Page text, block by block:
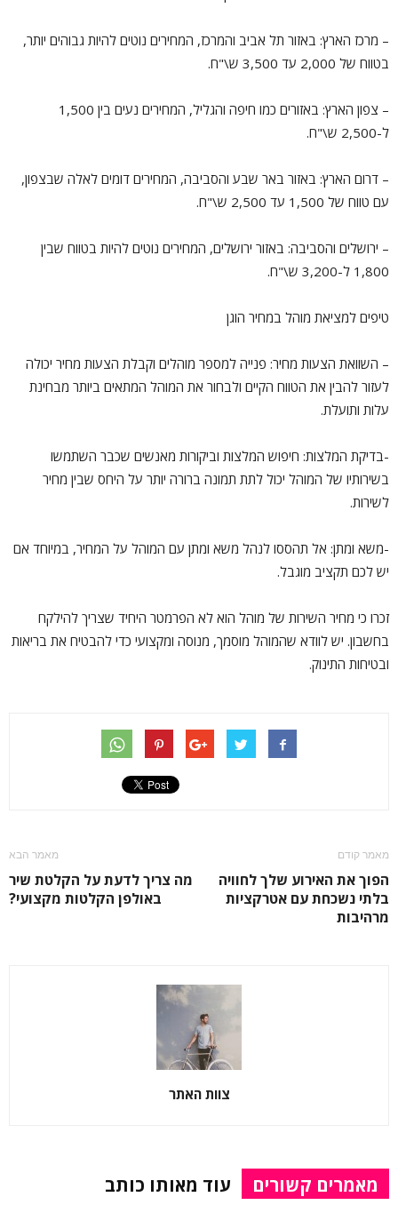
– מרכז הארץ: באזור תל אביב והמרכז, המחירים נוטים להיות גבוהים יותר,
בטווח של 2,000 עד 3,500 ש\"ח.
– צפון הארץ: באזורים כמו חיפה והגליל, המחירים נעים בין 1,500
ל-2,500 ש\"ח.
– דרום הארץ: באזור באר שבע והסביבה, המחירים דומים לאלה שבצפון,
עם טווח של 1,500 עד 2,500 ש\"ח.
– ירושלים והסביבה: באזור ירושלים, המחירים נוטים להיות בטווח שבין
1,800 ל-3,200 ש\"ח.
טיפים למציאת מוהל במחיר הוגן
– השוואת הצעות מחיר: פנייה למספר מוהלים וקבלת הצעות מחיר יכולה
לעזור להבין את הטווח הקיים ולבחור את המוהל המתאים ביותר מבחינת
עלות ותועלת.
-בדיקת המלצות: חיפוש המלצות וביקורות מאנשים שכבר השתמשו
בשירותיו של המוהל יכול לתת תמונה ברורה יותר על היחס שבין מחיר
לשירות.
-משא ומתן: אל תהססו לנהל משא ומתן עם המוהל על המחיר, במיוחד אם
יש לכם תקציב מוגבל.
זכרו כי מחיר השירות של מוהל הוא לא הפרמטר היחיד שצריך להילקח
בחשבון. יש לוודא שהמוהל מוסמך, מנוסה ומקצועי כדי להבטיח את בריאות
ובטיחות התינוק.
מאמר קודם
הפוך את האירוע שלך לחוויה
בלתי נשכחת עם אטרקציות
מרהיבות
מאמר הבא
מה צריך לדעת על הקלטת שיר
באולפן הקלטות מקצועי?
צוות האתר
מאמרים קשורים עוד מאותו כותב